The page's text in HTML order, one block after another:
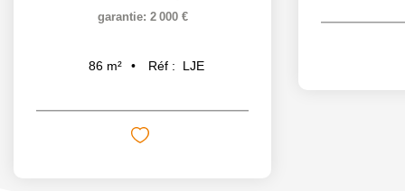
garantie: 2 000 €
86 m² Réf : LJE